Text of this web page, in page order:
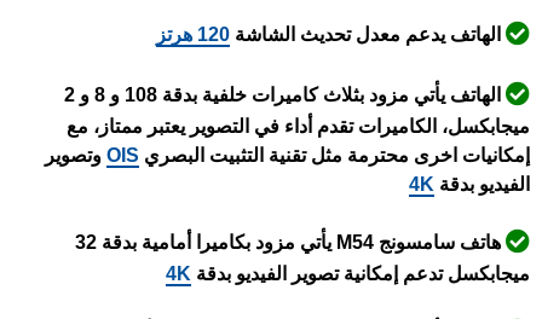
الهاتف يدعم معدل تحديث الشاشة 120 هرتز
الهاتف يأتي مزود بثلاث كاميرات خلفية بدقة 108 و 8 و 2
ميجابكسل، الكاميرات تقدم أداء في التصوير يعتبر ممتاز، مع
إمكانيات اخرى محترمة مثل تقنية التثبيت البصري OIS وتصوير
الفيديو بدقة 4K
هاتف سامسونج M54 يأتي مزود بكاميرا أمامية بدقة 32
ميجابكسل تدعم إمكانية تصوير الفيديو بدقة 4K